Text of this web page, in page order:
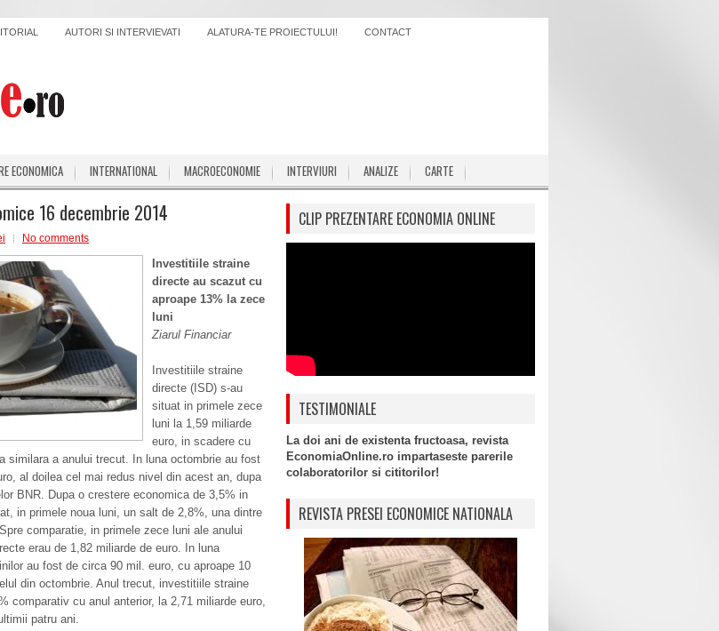
AUTORI SI INTERVIEVATI ALATURA-TE PROIECTULUI! CONTACT
ECONOMICA INTERNATIONAL MACROECONOMIE INTERVIURI ANALIZE CARTE
16 decembrie 2014
No comments
Investitiile straine
directe au scazut cu
aproape 13% la zece
luni
Ziarul Financiar
Investitiile straine
directe (ISD) s-au
situat in primele zece
luni la 1,59 miliarde
euro, in scadere cu
similara a anului trecut. In luna octombrie au fost
al doilea cel mai redus nivel din acest an, dupa
BNR. Dupa o crestere economica de 3,5% in
in primele noua luni, un salt de 2,8%, una dintre
comparatie, in primele zece luni ale anului
erau de 1,82 miliarde de euro. In luna
au fost de circa 90 mil. euro, cu aproape 10
din octombrie. Anul trecut, investitiile straine
comparativ cu anul anterior, la 2,71 miliarde euro,
patru ani.
CLIP PREZENTARE ECONOMIA ONLINE
TESTIMONIALE
La doi ani de existenta fructoasa, revista
EconomiaOnline.ro impartaseste parerile
colaboratorilor si cititorilor!
REVISTA PRESEI ECONOMICE NATIONALA